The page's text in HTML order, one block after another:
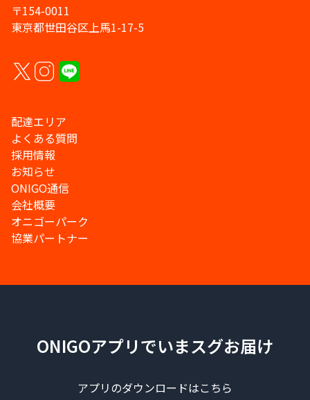
〒154-0011
東京都世田谷区上馬1-17-5
配達エリア
よくある質問
採用情報
お知らせ
ONIGO通信
会社概要
オニゴーパーク
協業パートナー
ONIGOアプリでいまスグお届け
アプリのダウンロードはこちら